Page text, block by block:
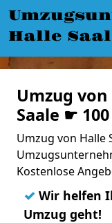
Halle
Umzug
Saale ☛
Umzug von Halle
Kostenlose
✓ Wir helfen
Umzug geht!